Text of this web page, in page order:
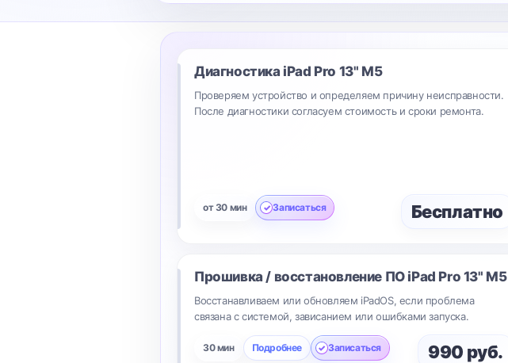
Диагностика iPad Pro 13" M5
Проверяем устройство и определяем причину неисправности.
После диагностики согласуем стоимость и сроки ремонта.
от 30 мин Записаться Бесплатно
Прошивка / восстановление ПО iPad Pro 13" M5
Восстанавливаем или обновляем iPadOS, если проблема
связана с системой, зависанием или ошибками запуска.
30 мин Подробнее Записаться 990 руб.